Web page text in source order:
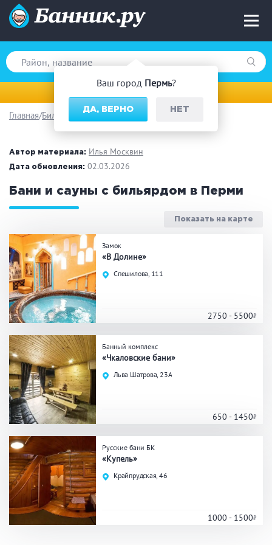
Ваш город Пермь?
ДА, ВЕРНО НЕТ
Вид парной
Русская баня
Финская сауна
Поводы
Загородный отдых
Праздник/Корпоратив
Вместимость
до 10 человек
от 10 до 20 человек
от 20 человек
Массаж
Кедровая бочка
Парильщик/ банщик
СПА
Гидромассаж
Главная Бильярд
Автор материала: Илья Москвин
Дата обновления: 02.03.2026
Бани и сауны с бильярдом в Перми
Показать на карте
Замок
«В Долине»
Спешилова, 111
2750 - 5500
Банный комплекс
«Чкаловские бани»
Льва Шатрова, 23А
650 - 1450
Русские бани БК
«Купель»
Крайпрудская, 46
1000 - 1500